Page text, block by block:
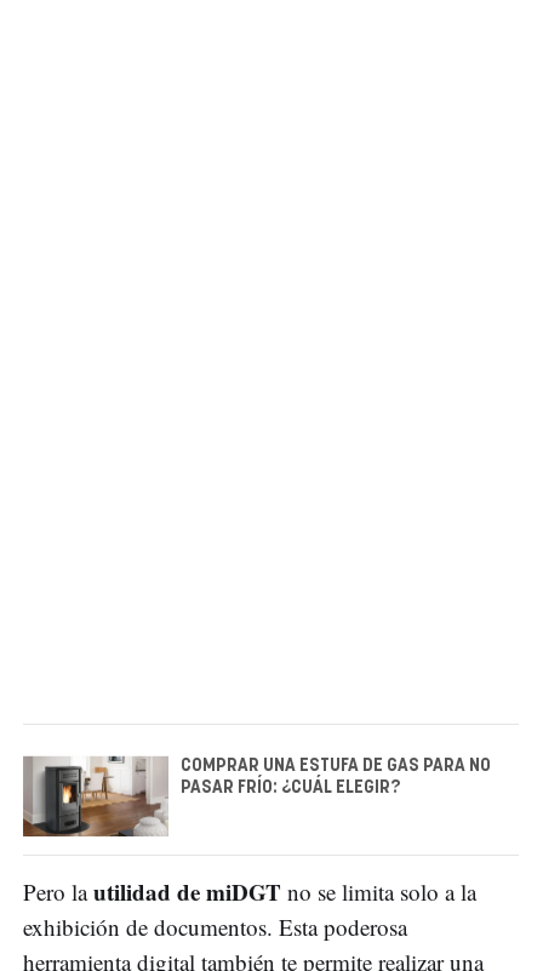
COMPRAR UNA ESTUFA DE GAS PARA NO
PASAR FRÍO: ¿CUÁL ELEGIR?
Pero lautilidad de miDGT no se limita solo a la
exhibición de documentos. Esta poderosa
herramienta digital también te permite realizar una